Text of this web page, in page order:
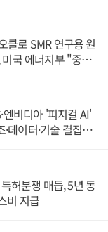
클로 SMR 연구용 원
국 에너지부 "중요
비디아 '피지컬 AI'
데이터·기술 결집
허분쟁 매듭, 5년 동
비 지급